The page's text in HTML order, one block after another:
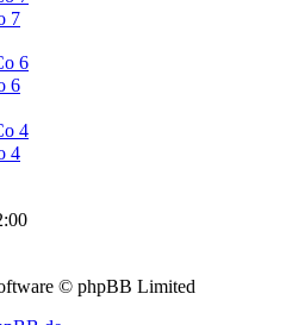
7
6
6
4
4
© phpBB Limited